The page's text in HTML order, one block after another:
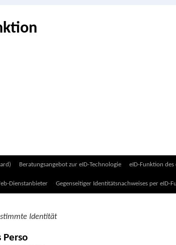
Beratungsangebot zur eID-Technologie eID-Funktion des
Dienstanbieter Gegenseitiger Identitätsnachweises per eID-
Identität
Perso